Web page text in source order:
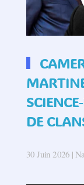
DE
30 Juin 2026 |